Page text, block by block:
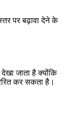
पर बढ़ावा देने के
जाता है क्योंकि
कर सकता है।